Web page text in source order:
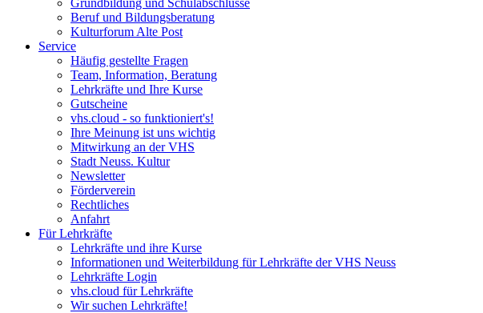
Grundbildung und Schulabschlüsse
Beruf und Bildungsberatung
Kulturforum Alte Post
Service
Häufig gestellte Fragen
Team, Information, Beratung
Lehrkräfte und Ihre Kurse
Gutscheine
vhs.cloud - so funktioniert's!
Ihre Meinung ist uns wichtig
Mitwirkung an der VHS
Stadt Neuss. Kultur
Newsletter
Förderverein
Rechtliches
Anfahrt
Für Lehrkräfte
Lehrkräfte und ihre Kurse
Informationen und Weiterbildung für Lehrkräfte der VHS Neuss
Lehrkräfte Login
vhs.cloud für Lehrkräfte
Wir suchen Lehrkräfte!